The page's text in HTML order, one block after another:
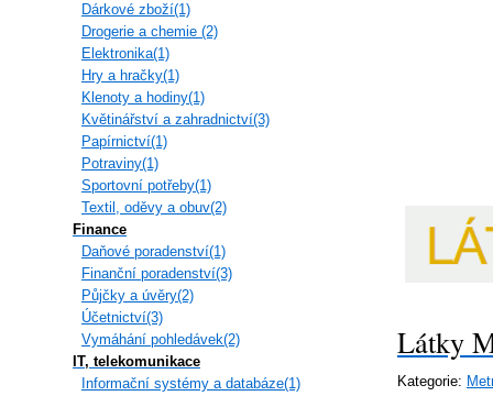
Dárkové zboží(1)
Drogerie a chemie (2)
Elektronika(1)
Hry a hračky(1)
Klenoty a hodiny(1)
Květinářství a zahradnictví(3)
Papírnictví(1)
Potraviny(1)
Sportovní potřeby(1)
Textil, oděvy a obuv(2)
Finance
Daňové poradenství(1)
Finanční poradenství(3)
Půjčky a úvěry(2)
Účetnictví(3)
Vymáhání pohledávek(2)
IT, telekomunikace
Informační systémy a databáze(1)
Látky
Kategorie: